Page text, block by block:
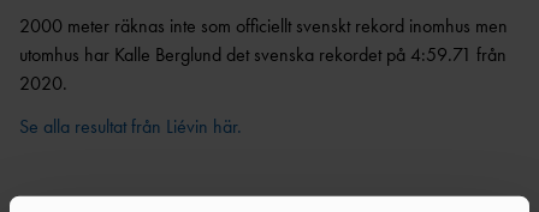
AN
TRYGGHET
SM-
BESTÄMMELSER
MÄSTERSKAP
KAST
PRENUMERATIONER
FÖRENINGSPRENUMERATI
ON
2000 meter räknas inte som officiellt svenskt rekord inomhus men
utomhus har Kalle Berglund det svenska rekordet på 4:59.71 från
2020.
Se alla resultat från Liévin här.